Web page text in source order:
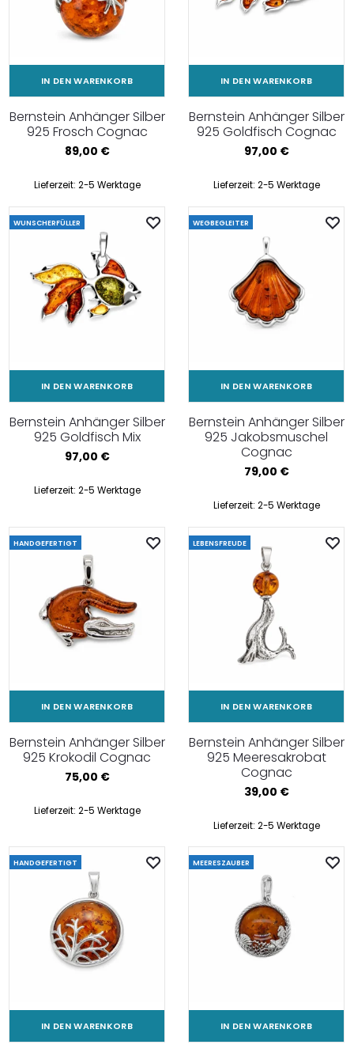
IN DEN WARENKORB
Bernstein Anhänger Silber
925 Frosch Cognac
89,00 €
Lieferzeit: 2-5 Werktage
IN DEN WARENKORB
Bernstein Anhänger Silber
925 Goldfisch Cognac
97,00 €
Lieferzeit: 2-5 Werktage
WUNSCHERFÜLLER
IN DEN WARENKORB
Bernstein Anhänger Silber
925 Goldfisch Mix
97,00 €
Lieferzeit: 2-5 Werktage
WEGBEGLEITER
IN DEN WARENKORB
Bernstein Anhänger Silber
925 Jakobsmuschel
Cognac
79,00 €
Lieferzeit: 2-5 Werktage
HANDGEFERTIGT
IN DEN WARENKORB
Bernstein Anhänger Silber
925 Krokodil Cognac
75,00 €
Lieferzeit: 2-5 Werktage
LEBENSFREUDE
IN DEN WARENKORB
Bernstein Anhänger Silber
925 Meeresakrobat
Cognac
39,00 €
Lieferzeit: 2-5 Werktage
HANDGEFERTIGT
IN DEN WARENKORB
MEERESZAUBER
IN DEN WARENKORB